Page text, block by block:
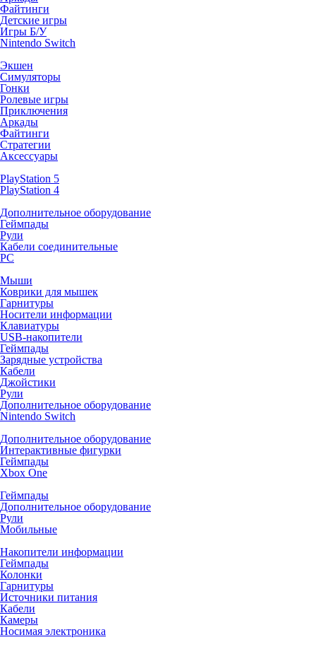
Файтинги
Детские игры
Игры Б/У
Nintendo Switch
Экшен
Симуляторы
Гонки
Ролевые игры
Приключения
Аркады
Файтинги
Стратегии
Аксессуары
PlayStation 5
PlayStation 4
Дополнительное оборудование
Геймпады
Рули
Кабели соединительные
PC
Мыши
Коврики для мышек
Гарнитуры
Носители информации
Клавиатуры
USB-накопители
Геймпады
Зарядные устройства
Кабели
Джойстики
Рули
Дополнительное оборудование
Nintendo Switch
Дополнительное оборудование
Интерактивные фигурки
Геймпады
Xbox One
Геймпады
Дополнительное оборудование
Рули
Мобильные
Накопители информации
Геймпады
Колонки
Гарнитуры
Источники питания
Кабели
Камеры
Носимая электроника